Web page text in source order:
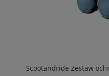
Scootandride Zestaw